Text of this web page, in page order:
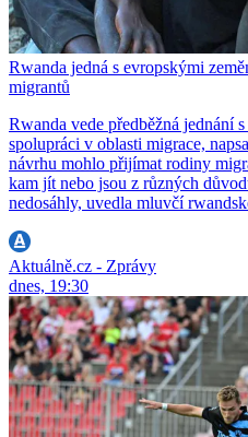
Rwanda jedná s evropskými
migrantů
Rwanda vede předběžná jednání
spolupráci v oblasti migrace,
návrhu mohlo přijímat rodiny
kam jít nebo jsou z různých
nedosáhly, uvedla mluvčí
Aktuálně.cz - Zprávy
dnes, 19:30